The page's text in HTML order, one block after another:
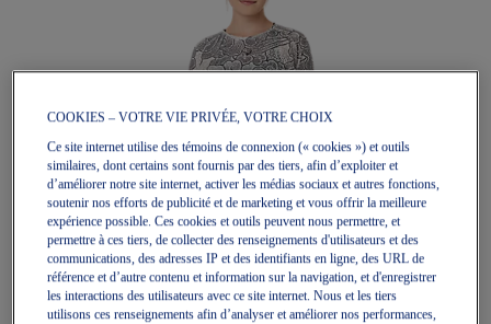
COOKIES – VOTRE VIE PRIVÉE, VOTRE CHOIX
Ce site internet utilise des témoins de connexion (« cookies ») et outils
similaires, dont certains sont fournis par des tiers, afin d’exploiter et
d’améliorer notre site internet, activer les médias sociaux et autres fonctions,
soutenir nos efforts de publicité et de marketing et vous offrir la meilleure
expérience possible. Ces cookies et outils peuvent nous permettre, et
permettre à ces tiers, de collecter des renseignements d'utilisateurs et des
communications, des adresses IP et des identifiants en ligne, des URL de
référence et d’autre contenu et information sur la navigation, et d'enregistrer
les interactions des utilisateurs avec ce site internet. Nous et les tiers
utilisons ces renseignements afin d’analyser et améliorer nos performances,